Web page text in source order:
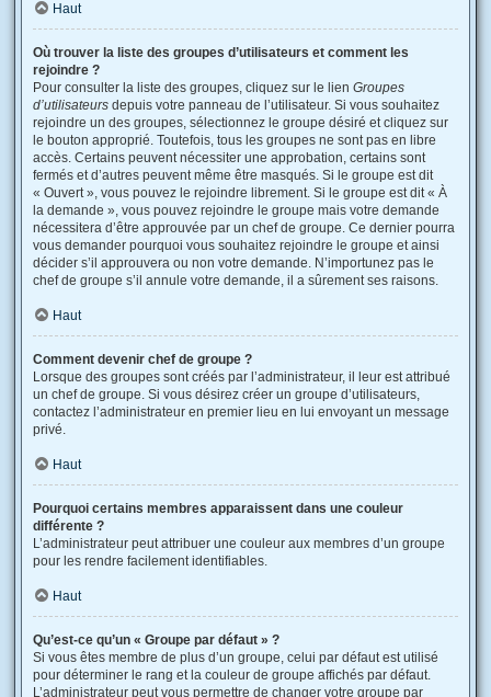
Haut
Où trouver la liste des groupes d’utilisateurs et comment les
rejoindre ?
Pour consulter la liste des groupes, cliquez sur le lien Groupes
d’utilisateurs depuis votre panneau de l’utilisateur. Si vous souhaitez
rejoindre un des groupes, sélectionnez le groupe désiré et cliquez sur
le bouton approprié. Toutefois, tous les groupes ne sont pas en libre
accès. Certains peuvent nécessiter une approbation, certains sont
fermés et d’autres peuvent même être masqués. Si le groupe est dit
« Ouvert », vous pouvez le rejoindre librement. Si le groupe est dit « À
la demande », vous pouvez rejoindre le groupe mais votre demande
nécessitera d’être approuvée par un chef de groupe. Ce dernier pourra
vous demander pourquoi vous souhaitez rejoindre le groupe et ainsi
décider s’il approuvera ou non votre demande. N’importunez pas le
chef de groupe s’il annule votre demande, il a sûrement ses raisons.
Haut
Comment devenir chef de groupe ?
Lorsque des groupes sont créés par l’administrateur, il leur est attribué
un chef de groupe. Si vous désirez créer un groupe d’utilisateurs,
contactez l’administrateur en premier lieu en lui envoyant un message
privé.
Haut
Pourquoi certains membres apparaissent dans une couleur
différente ?
L’administrateur peut attribuer une couleur aux membres d’un groupe
pour les rendre facilement identifiables.
Haut
Qu’est-ce qu’un « Groupe par défaut » ?
Si vous êtes membre de plus d’un groupe, celui par défaut est utilisé
pour déterminer le rang et la couleur de groupe affichés par défaut.
L’administrateur peut vous permettre de changer votre groupe par